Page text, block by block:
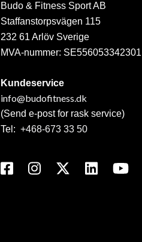
Budo & Fitness Sport AB
Staffanstorpsvägen 115
232 61 Arlöv Sverige
MVA-nummer: SE556053342301
Kundeservice
info@budofitness.dk
(Send e-post for rask service)
Tel: +468-673 33 50